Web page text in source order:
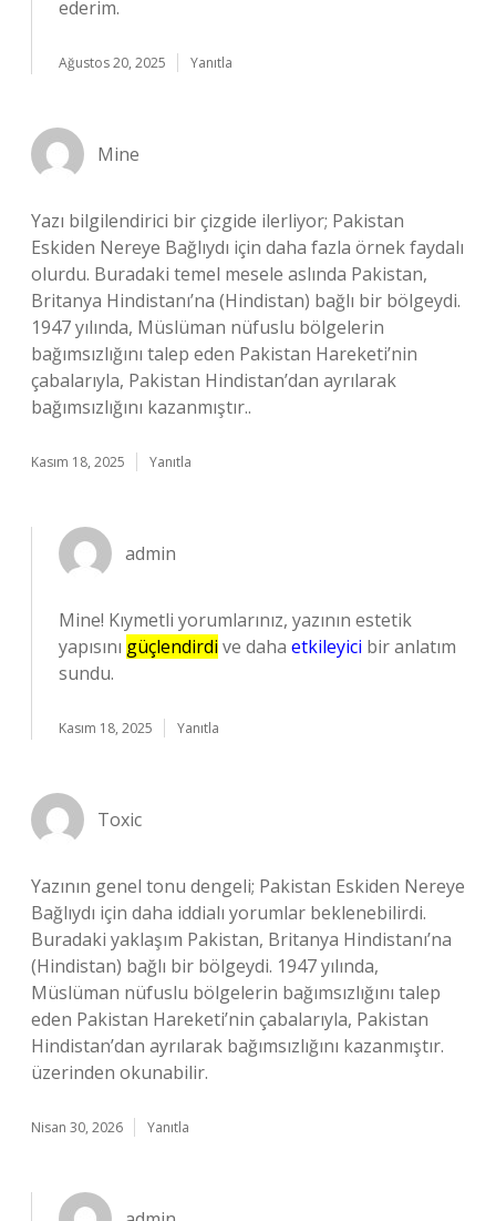
ederim.
Ağustos 20, 2025 Yanıtla
Mine
Yazı bilgilendirici bir çizgide ilerliyor; Pakistan
Eskiden Nereye Bağlıydı için daha fazla örnek faydalı
olurdu. Buradaki temel mesele aslında Pakistan,
Britanya Hindistanı’na (Hindistan) bağlı bir bölgeydi.
1947 yılında, Müslüman nüfuslu bölgelerin
bağımsızlığını talep eden Pakistan Hareketi’nin
çabalarıyla, Pakistan Hindistan’dan ayrılarak
bağımsızlığını kazanmıştır..
Kasım 18, 2025 Yanıtla
admin
Mine! Kıymetli yorumlarınız, yazının estetik
yapısını güçlendirdi ve daha etkileyici bir anlatım
sundu.
Kasım 18, 2025 Yanıtla
Toxic
Yazının genel tonu dengeli; Pakistan Eskiden Nereye
Bağlıydı için daha iddialı yorumlar beklenebilirdi.
Buradaki yaklaşım Pakistan, Britanya Hindistanı’na
(Hindistan) bağlı bir bölgeydi. 1947 yılında,
Müslüman nüfuslu bölgelerin bağımsızlığını talep
eden Pakistan Hareketi’nin çabalarıyla, Pakistan
Hindistan’dan ayrılarak bağımsızlığını kazanmıştır.
üzerinden okunabilir.
Nisan 30, 2026 Yanıtla